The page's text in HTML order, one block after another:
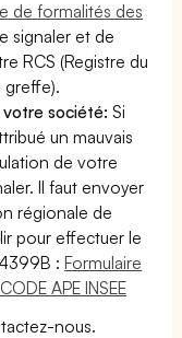
de formalités des
signaler et de
RCS (Registre du
votre société:Si
un mauvais
de votre
Il faut envoyer
régionale de
pour effectuer le
:Formulaire
APE INSEE
nous.